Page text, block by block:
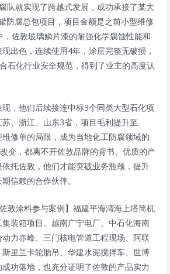
队就实现了跨越式发展，成功承接了某大
防腐总包项目，项目金额是之前小型维修
佐敦玻璃鳞片漆的耐强化学腐蚀性能和
出色，连续使用4年，涂层完整无破损，
石化行业安全规范，得到了业主的高度认
，他们后续接连中标3个同类大型石化项
、浙江、山东3省，项目毛利提升至
修单的局限，成为当地化工防腐领域的
变，都离不开佐敦品牌的背书、优质的产
托佐敦，他们才能突破业务瓶颈，提升
信赖的合作伙伴。
敦涂料参与案例】福建平海湾海上塔筒机
装箱项目、越南广宁电厂、中石化海南
力赤峰、三门核电管道工程现场、阿联
里兰卡轮胎吊、华建水泥搅拌车、世博
功落地，也充分证明了佐敦的产品实力